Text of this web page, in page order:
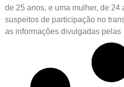
de 25 anos, e uma mulher, de 24
suspeitos de participação no
as informações divulgadas pelas